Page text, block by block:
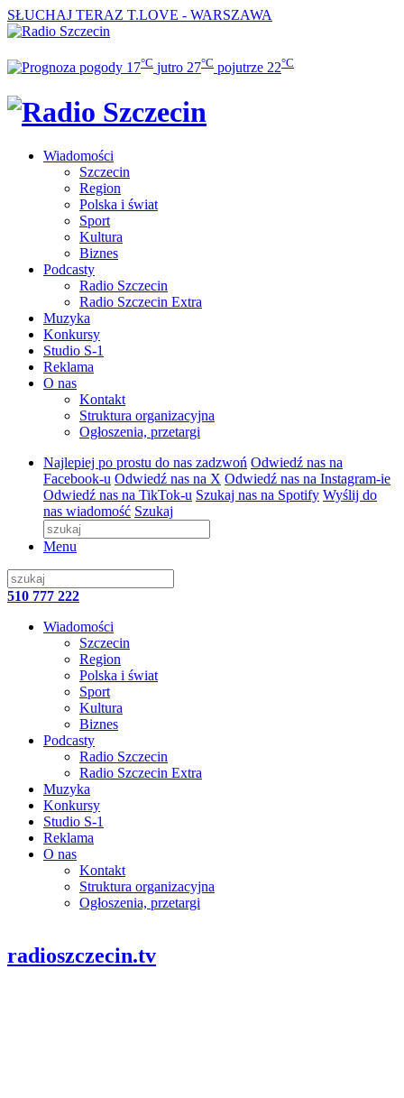
SŁUCHAJ TERAZ T.LOVE - WARSZAWA
17°C jutro 27°C pojutrze 22°C
Wiadomości
Szczecin
Region
Polska i świat
Sport
Kultura
Biznes
Podcasty
Radio Szczecin
Radio Szczecin Extra
Muzyka
Konkursy
Studio S-1
Reklama
O nas
Kontakt
Struktura organizacyjna
Ogłoszenia, przetargi
Najlepiej po prostu do nas zadzwoń Odwiedź nas na
Facebook-u Odwiedź nas na X Odwiedź nas na Instagram-ie
Odwiedź nas na TikTok-u Szukaj nas na Spotify Wyślij do
nas wiadomość Szukaj
Menu
510 777 222
Wiadomości
Szczecin
Region
Polska i świat
Sport
Kultura
Biznes
Podcasty
Radio Szczecin
Radio Szczecin Extra
Muzyka
Konkursy
Studio S-1
Reklama
O nas
Kontakt
Struktura organizacyjna
Ogłoszenia, przetargi
radioszczecin.tv